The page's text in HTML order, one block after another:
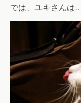
では、ユキさんは